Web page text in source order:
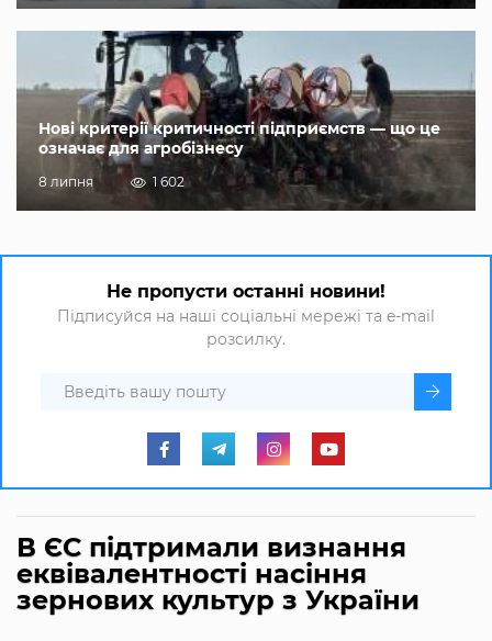
Нові критерії критичності підприємств — що це
означає для агробізнесу
8 липня 1 602
Не пропусти останні новини!
Підписуйся на наші соціальні мережі та e-mail
розсилку.
В ЄС підтримали визнання
еквівалентності насіння
зернових культур з України